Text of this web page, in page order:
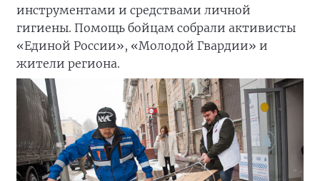
инструментами и средствами личной
гигиены. Помощь бойцам собрали активисты
«Единой России», «Молодой Гвардии» и
жители региона.